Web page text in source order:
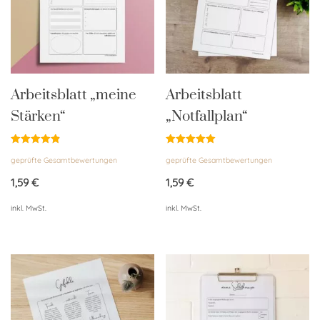
Arbeitsblatt „meine
Stärken“
mit
von 5
geprüfte Gesamtbewertungen
1,59€
inkl. MwSt.
Arbeitsblatt
„Notfallplan“
mit
von 5
geprüfte Gesamtbewertungen
1,59€
inkl. MwSt.